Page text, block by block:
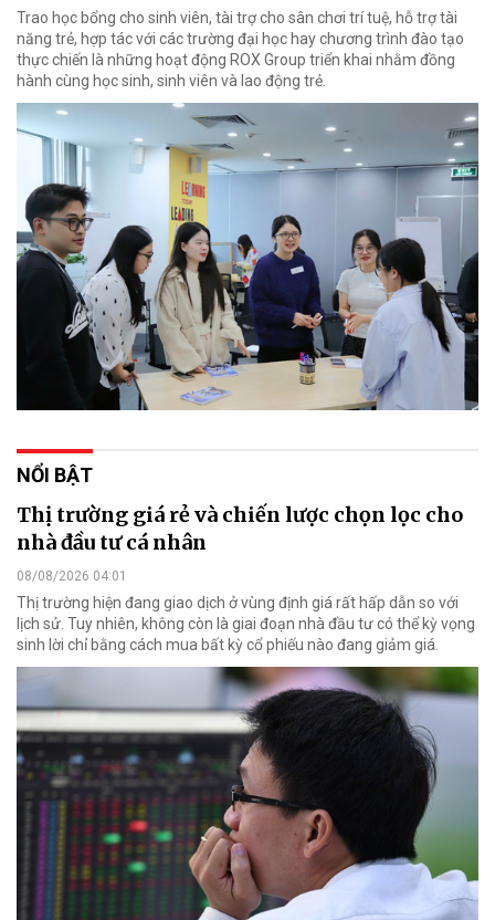
Trao học bổng cho sinh viên, tài trợ cho sân chơi trí tuệ, hỗ trợ tài
năng trẻ, hợp tác với các trường đại học hay chương trình đào tạo
thực chiến là những hoạt động ROX Group triển khai nhằm đồng
hành cùng học sinh, sinh viên và lao động trẻ.
NỔI BẬT
Thị trường giá rẻ và chiến lược chọn lọc cho
nhà đầu tư cá nhân
08/08/2026 04:01
Thị trường hiện đang giao dịch ở vùng định giá rất hấp dẫn so với
lịch sử. Tuy nhiên, không còn là giai đoạn nhà đầu tư có thể kỳ vọng
sinh lời chỉ bằng cách mua bất kỳ cổ phiếu nào đang giảm giá.